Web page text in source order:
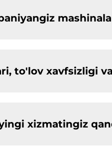
to'lov xavfsizligi
xizmatingiz